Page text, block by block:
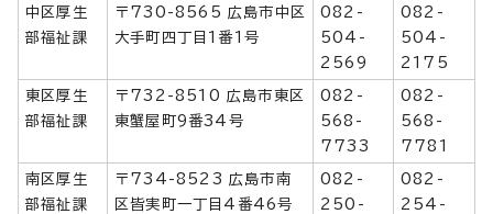
中区厚生
部福祉課
〒730-8565 広島市中区
大手町四丁目1番1号
082-
504-
2569
082-
504-
2175
東区厚生
部福祉課
〒732-8510 広島市東区
東蟹屋町9番34号
082-
568-
7733
082-
568-
7781
南区厚生
部福祉課
〒734-8523 広島市南
区皆実町一丁目4番46号
082-
250-
082-
254-